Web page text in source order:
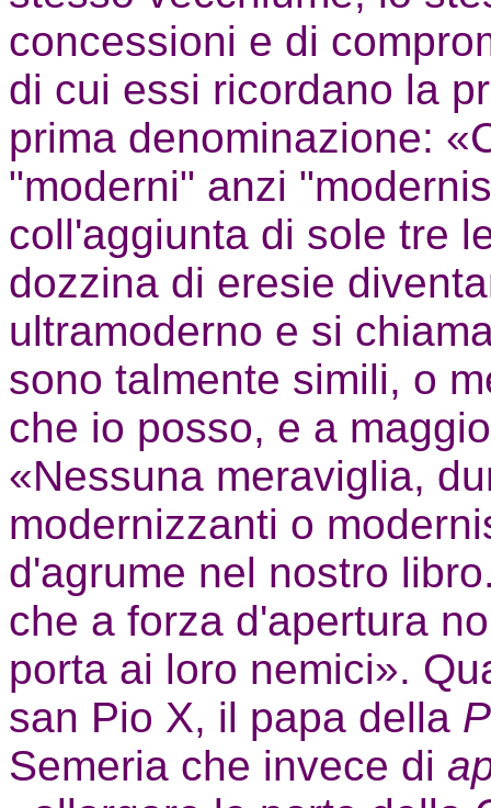
concessioni e di
di cui essi ricordano la
prima denominazione:
"moderni" anzi
coll'aggiunta di sole tre
dozzina di eresie
ultramoderno e si
sono talmente simili, o
che io posso, e a
«Nessuna meraviglia,
modernizzanti o
d'agrume nel nostro
che a forza d'apertura
porta ai loro nemici».
san Pio X, il papa della
Semeria che invece di